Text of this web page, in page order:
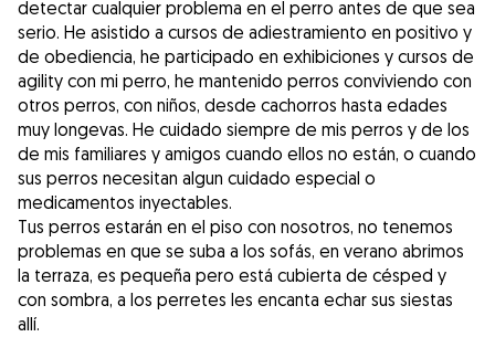
detectar cualquier problema en el perro antes de que sea
serio. He asistido a cursos de adiestramiento en positivo y
de obediencia, he participado en exhibiciones y cursos de
agility con mi perro, he mantenido perros conviviendo con
otros perros, con niños, desde cachorros hasta edades
muy longevas. He cuidado siempre de mis perros y de los
de mis familiares y amigos cuando ellos no están, o cuando
sus perros necesitan algun cuidado especial o
medicamentos inyectables.
Tus perros estarán en el piso con nosotros, no tenemos
problemas en que se suba a los sofás, en verano abrimos
la terraza, es pequeña pero está cubierta de césped y
con sombra, a los perretes les encanta echar sus siestas
allí.